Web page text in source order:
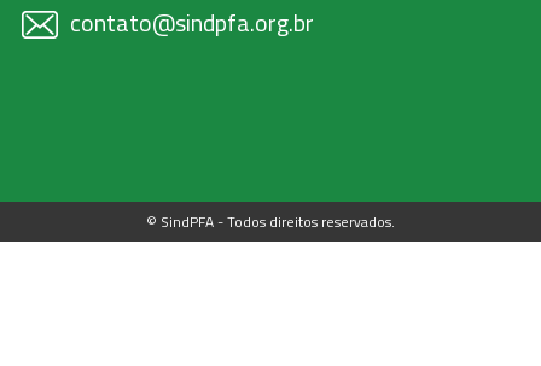
contato@sindpfa.org.br
© SindPFA - Todos direitos reservados.